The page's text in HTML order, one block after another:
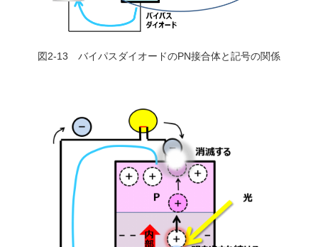
図2-13 バイパスダイオードのPN接合体と記号の関係